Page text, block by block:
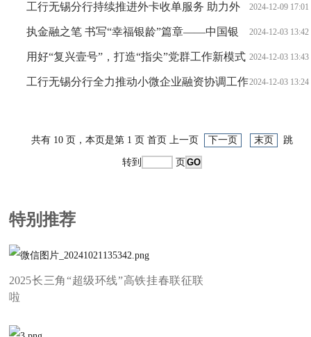
锡分行营业部成功拦截针对老年群体的诈骗案件2024-12-09 17:01
工行无锡分行持续推进外卡收单服务 助力外
籍来华人员支付便利化 2024-12-03 13:42
执金融之笔 书写“幸福银龄”篇章——中国银
行无锡分行用心用情做好养老金融“大文章” 2024-12-03 13:43
用好“复兴壹号”，打造“指尖”党群工作新模式
——中国银行无锡滨湖支行助力合作单位党建工作提质增
2024-12-03 13:24
工行无锡分行全力推动小微企业融资协调工作
共有 10 页，本页是第 1 页 首页 上一页 下一页 末页 跳
转到 页
特别推荐
2025长三角“超级环线”高铁挂春联征联
啦